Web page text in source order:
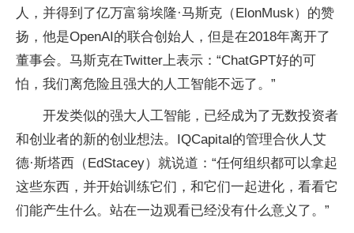
人，并得到了亿万富翁埃隆·马斯克（ElonMusk）的赞
扬，他是OpenAI的联合创始人，但是在2018年离开了
董事会。马斯克在Twitter上表示：“ChatGPT好的可
怕，我们离危险且强大的人工智能不远了。”
开发类似的强大人工智能，已经成为了无数投资者
和创业者的新的创业想法。IQCapital的管理合伙人艾
德·斯塔西（EdStacey）就说道：“任何组织都可以拿起
这些东西，并开始训练它们，和它们一起进化，看看它
们能产生什么。站在一边观看已经没有什么意义了。”